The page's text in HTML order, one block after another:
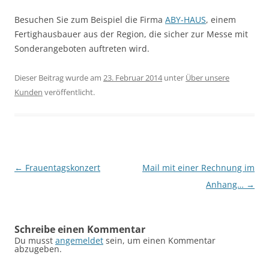
Besuchen Sie zum Beispiel die Firma ABY-HAUS, einem
Fertighausbauer aus der Region, die sicher zur Messe mit
Sonderangeboten auftreten wird.
Dieser Beitrag wurde am 23. Februar 2014unter Über unsere
Kunden veröffentlicht.
Beitragsnavigation
← Frauentagskonzert
Mail mit einer Rechnung im
Anhang… →
Schreibe einen Kommentar
Du musst angemeldet sein, um einen Kommentar
abzugeben.